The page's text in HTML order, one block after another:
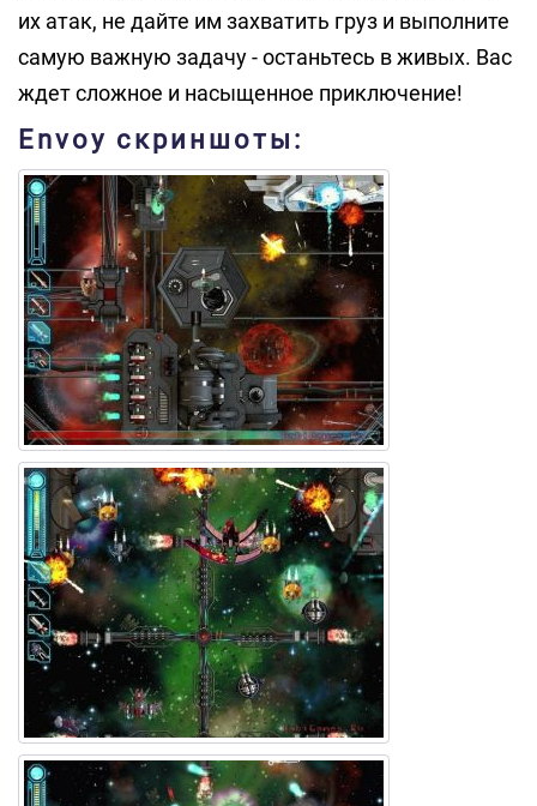
их атак, не дайте им захватить груз и выполните
самую важную задачу - останьтесь в живых. Вас
ждет сложное и насыщенное приключение!
Envoy скриншоты: